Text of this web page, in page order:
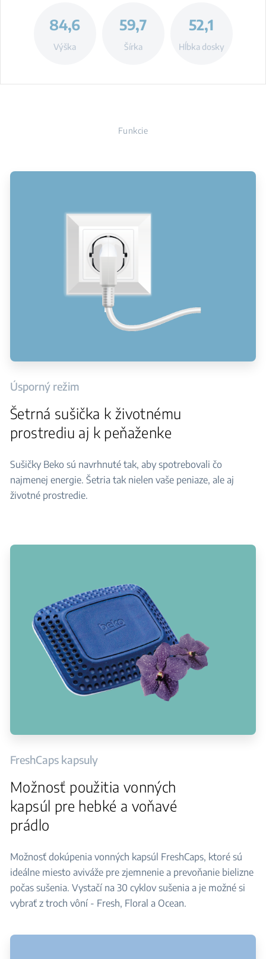
84,6
Výška
59,7
Šírka
52,1
Hĺbka dosky
Funkcie
Úsporný režim
Šetrná sušička k životnému
prostrediu aj k peňaženke
Sušičky Beko sú navrhnuté tak, aby spotrebovali čo
najmenej energie. Šetria tak nielen vaše peniaze, ale aj
životné prostredie.
FreshCaps kapsuly
Možnosť použitia vonných
kapsúl pre hebké a voňavé
prádlo
Možnosť dokúpenia vonných kapsúl FreshCaps, ktoré sú
ideálne miesto aviváže pre zjemnenie a prevoňanie bielizne
počas sušenia. Vystačí na 30 cyklov sušenia a je možné si
vybrať z troch vôní - Fresh, Floral a Ocean.